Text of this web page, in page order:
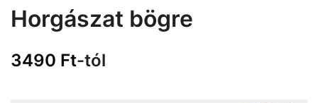
Horgászat bögre
3490 Ft-tól